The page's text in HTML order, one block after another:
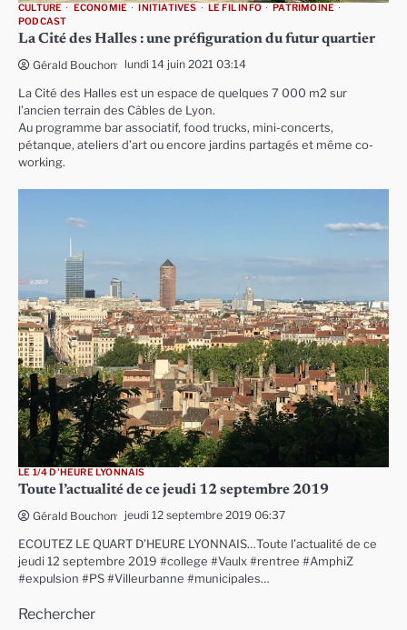
CULTURE ECONOMIE INITIATIVES LE FIL INFO
PATRIMOINE
PODCAST
La Cité des Halles : une préfiguration du futur quartier
Gérald Bouchon lundi 14 juin 2021 03:14
La Cité des Halles est un espace de quelques 7 000 m2 sur
l’ancien terrain des Câbles de Lyon.
Au programme bar associatif, food trucks, mini-concerts,
pétanque, ateliers d’art ou encore jardins partagés et même co-
working.
LE 1/4 D'HEURE LYONNAIS
Toute l’actualité de ce jeudi 12 septembre 2019
Gérald Bouchon jeudi 12 septembre 2019 06:37
ECOUTEZ LE QUART D’HEURE LYONNAIS…Toute l’actualité de ce
jeudi 12 septembre 2019 #college #Vaulx #rentree #AmphiZ
#expulsion #PS #Villeurbanne #municipales…
Rechercher